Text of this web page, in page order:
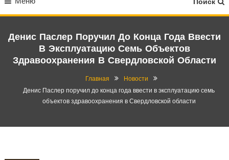
Денис Паслер Поручил До Конца Года Ввести
В Эксплуатацию Семь Объектов
Здравоохранения В Свердловской Области
Главная
Новости
Денис Паслер поручил до конца года ввести в эксплуатацию семь
объектов здравоохранения в Свердловской области